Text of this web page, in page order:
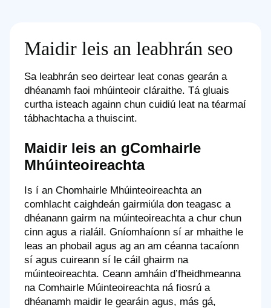
Maidir leis an leabhrán seo
Sa leabhrán seo deirtear leat conas gearán a
dhéanamh faoi mhúinteoir cláraithe. Tá gluais
curtha isteach againn chun cuidiú leat na téarmaí
tábhachtacha a thuiscint.
Maidir leis an gComhairle
Mhúinteoireachta
Is í an Chomhairle Mhúinteoireachta an
comhlacht caighdeán gairmiúla don teagasc a
dhéanann gairm na múinteoireachta a chur chun
cinn agus a rialáil. Gníomhaíonn sí ar mhaithe le
leas an phobail agus ag an am céanna tacaíonn
sí agus cuireann sí le cáil ghairm na
múinteoireachta. Ceann amháin d’fheidhmeanna
na Comhairle Múinteoireachta ná fiosrú a
dhéanamh maidir le gearáin agus, más gá,